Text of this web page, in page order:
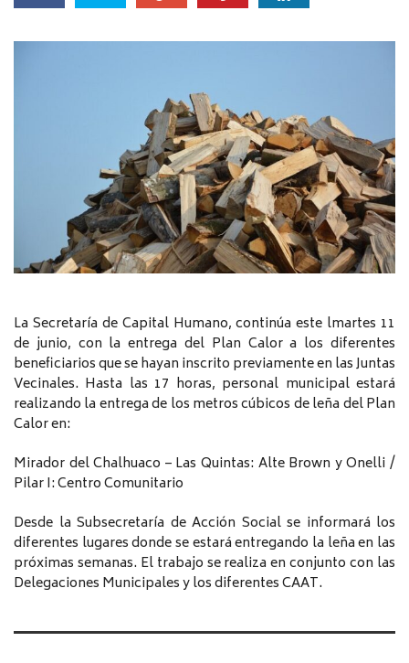
La Secretaría de Capital Humano, continúa este lmartes 11
de junio, con la entrega del Plan Calor a los diferentes
beneficiarios que se hayan inscrito previamente en las Juntas
Vecinales. Hasta las 17 horas, personal municipal estará
realizando la entrega de los metros cúbicos de leña del Plan
Calor en:
Mirador del Chalhuaco – Las Quintas: Alte Brown y Onelli /
Pilar I: Centro Comunitario
Desde la Subsecretaría de Acción Social se informará los
diferentes lugares donde se estará entregando la leña en las
próximas semanas. El trabajo se realiza en conjunto con las
Delegaciones Municipales y los diferentes CAAT.